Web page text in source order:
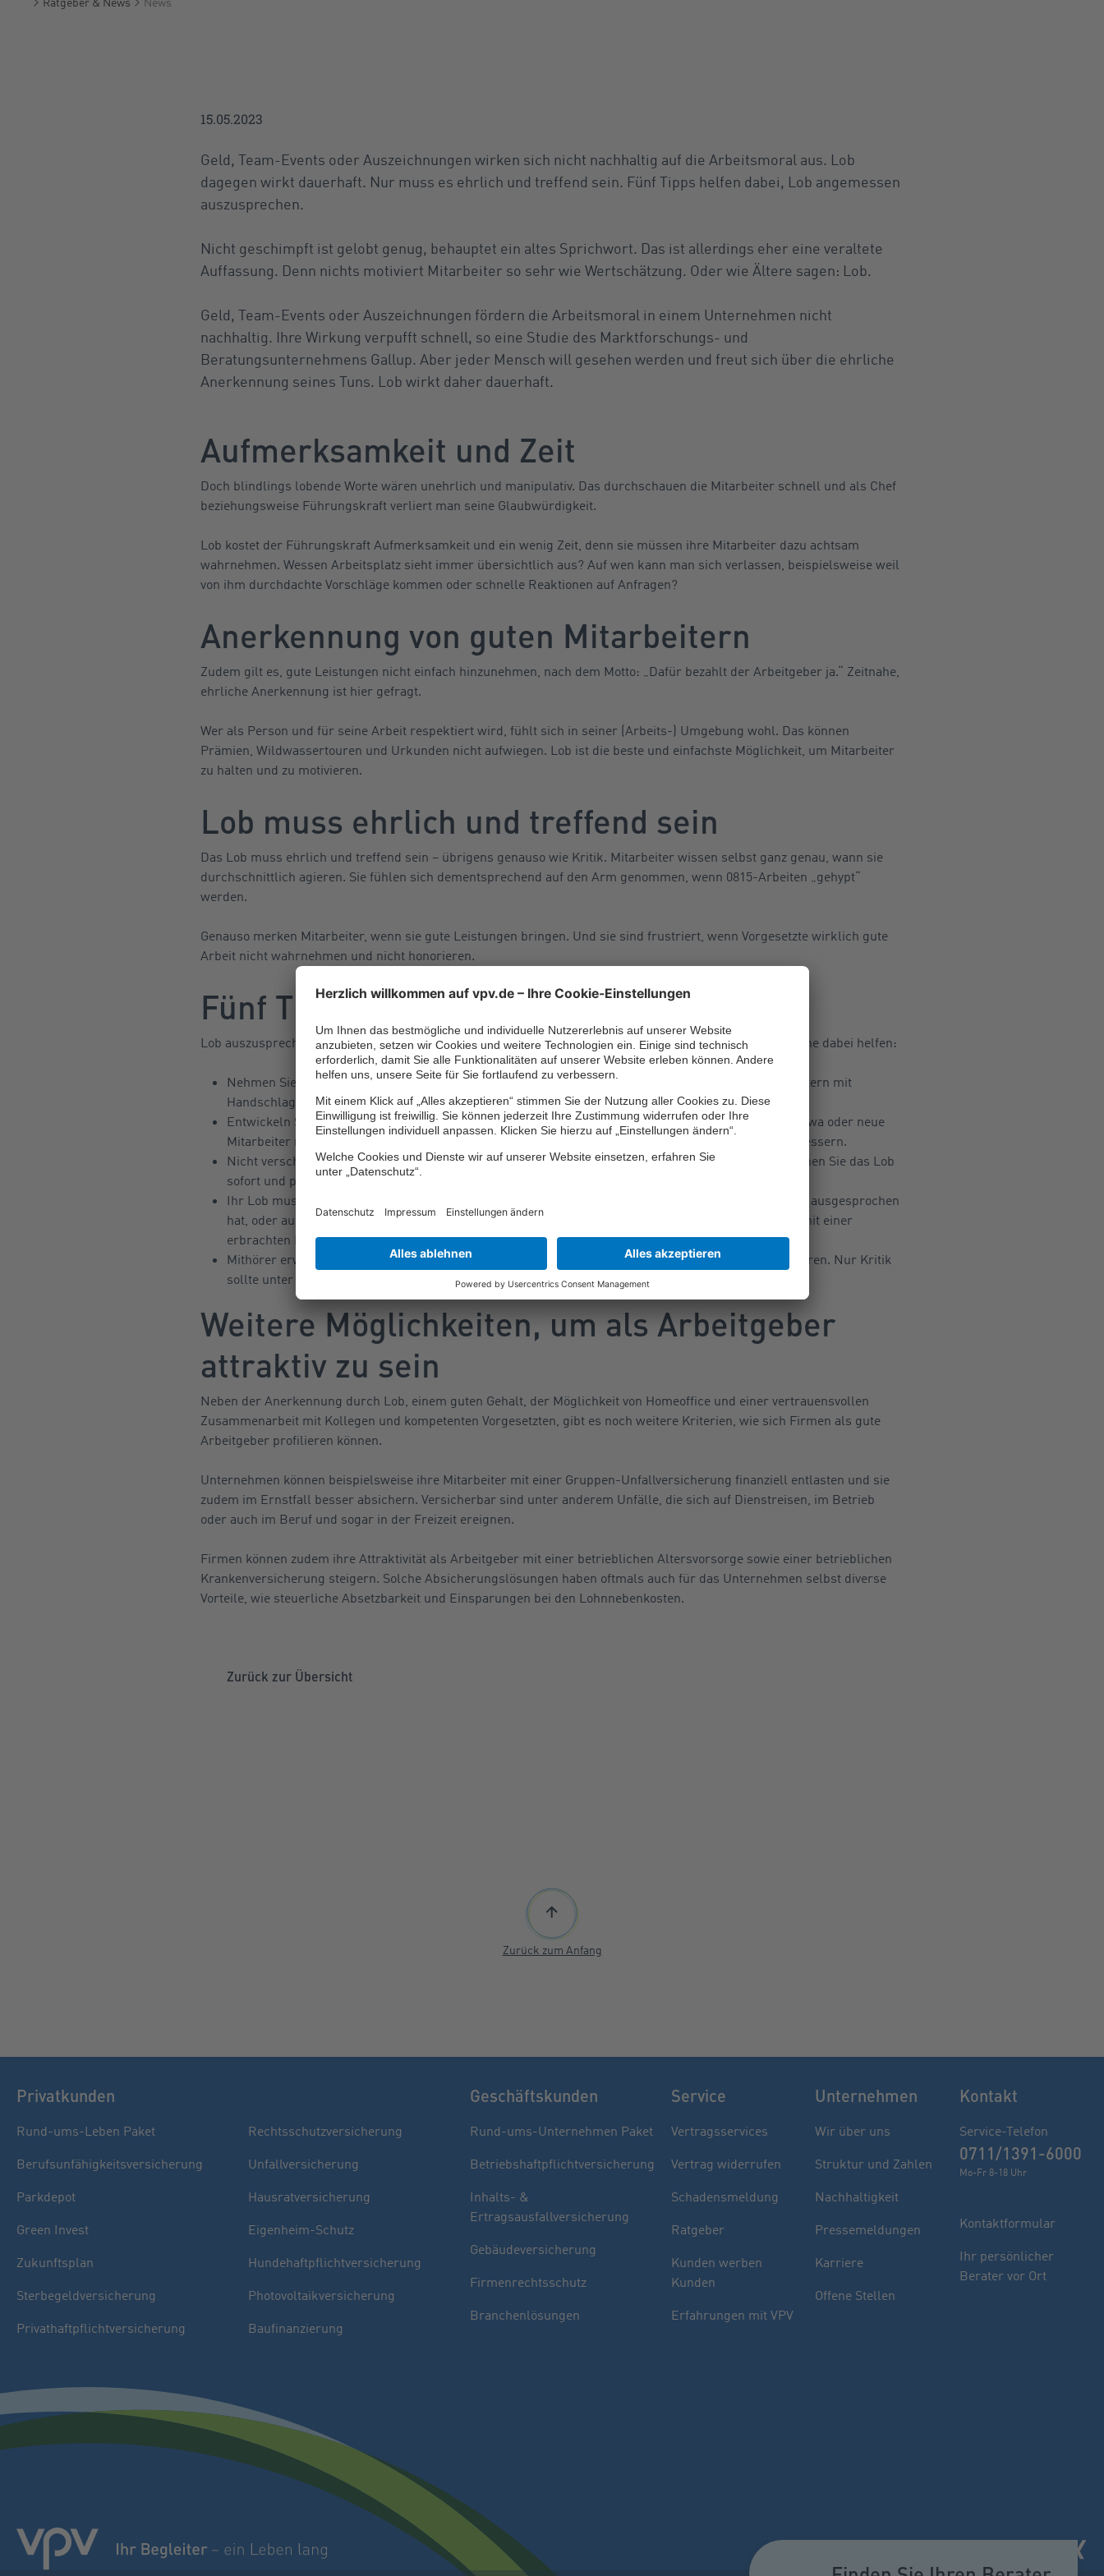
Finden Sie Ihren Berater
Sie haben noch Fragen oder möchten sich
indivuell beraten lassen.
15.05.2023
Geld, Team-Events oder Auszeichnungen wirken sich nicht nachhaltig auf die Arbeitsmoral aus. Lob
dagegen wirkt dauerhaft. Nur muss es ehrlich und treffend sein. Fünf Tipps helfen dabei, Lob angemessen
auszusprechen.
Nicht geschimpft ist gelobt genug, behauptet ein altes Sprichwort. Das ist allerdings eher eine veraltete
Auffassung. Denn nichts motiviert Mitarbeiter so sehr wie Wertschätzung. Oder wie Ältere sagen: Lob.
Geld, Team-Events oder Auszeichnungen fördern die Arbeitsmoral in einem Unternehmen nicht
nachhaltig. Ihre Wirkung verpufft schnell, so eine Studie des Marktforschungs- und
Beratungsunternehmens Gallup. Aber jeder Mensch will gesehen werden und freut sich über die ehrliche
Anerkennung seines Tuns. Lob wirkt daher dauerhaft.
Aufmerksamkeit und Zeit
Doch blindlings lobende Worte wären unehrlich und manipulativ. Das durchschauen die Mitarbeiter schnell und als Chef
beziehungsweise Führungskraft verliert man seine Glaubwürdigkeit.
Lob kostet der Führungskraft Aufmerksamkeit und ein wenig Zeit, denn sie müssen ihre Mitarbeiter dazu achtsam
wahrnehmen. Wessen Arbeitsplatz sieht immer übersichtlich aus? Auf wen kann man sich verlassen, beispielsweise weil
von ihm durchdachte Vorschläge kommen oder schnelle Reaktionen auf Anfragen?
Anerkennung von guten Mitarbeitern
Zudem gilt es, gute Leistungen nicht einfach hinzunehmen, nach dem Motto: „Dafür bezahlt der Arbeitgeber ja.“ Zeitnahe,
ehrliche Anerkennung ist hier gefragt.
Wer als Person und für seine Arbeit respektiert wird, fühlt sich in seiner (Arbeits-) Umgebung wohl. Das können
Prämien, Wildwassertouren und Urkunden nicht aufwiegen. Lob ist die beste und einfachste Möglichkeit, um Mitarbeiter
zu halten und zu motivieren.
Lob muss ehrlich und treffend sein
Das Lob muss ehrlich und treffend sein – übrigens genauso wie Kritik. Mitarbeiter wissen selbst ganz genau, wann sie
durchschnittlich agieren. Sie fühlen sich dementsprechend auf den Arm genommen, wenn 0815-Arbeiten „gehypt“
werden.
Genauso merken Mitarbeiter, wenn sie gute Leistungen bringen. Und sie sind frustriert, wenn Vorgesetzte wirklich gute
Arbeit nicht wahrnehmen und nicht honorieren.
Fünf Tipps
Lob auszusprechen, kann man üben. Diese fünf Tipps können Führungskräfte und Personalverantwortliche dabei helfen:
Nehmen Sie Ihre Mitarbeiter wahr. Anerkennung beginnt ganz simpel – wünschen Sie Ihren Mitarbeitern mit
Handschlag einen guten Morgen.
Entwickeln Sie einen Blick für gute Arbeit. Beachten Sie das Engagement Ihrer Mitarbeiter. Azubis etwa oder neue
Mitarbeiter müssen im Rahmen ihrer Möglichkeiten gut sein, sich aber vor allem kontinuierlich verbessern.
Nicht verschieben, nicht delegieren. Wenn Ihnen an einem Mitarbeiter etwas Positives auffällt, sprechen Sie das Lob
sofort und persönlich aus.
Ihr Lob muss konkret sein. Sie kann sich zum Beispiel auf ein Lob, das ein Kunde für den MItarbeiter ausgesprochen
hat, oder auf eine vom Mitarbeiter gut und schnell gelöste Aufgabe beziehen. Ohne Zusammenhang mit einer
erbrachten Leistung wirkt Lob beliebig.
Mithörer erwünscht. Sprechen Sie das Lob ruhig vor Kollegen aus. Ein Lob dürfen viele Menschen hören. Nur Kritik
sollte unter vier Augen stattfinden.
Weitere Möglichkeiten, um als Arbeitgeber
attraktiv zu sein
Neben der Anerkennung durch Lob, einem guten Gehalt, der Möglichkeit von Homeoffice und einer vertrauensvollen
Zusammenarbeit mit Kollegen und kompetenten Vorgesetzten, gibt es noch weitere Kriterien, wie sich Firmen als gute
Arbeitgeber profilieren können.
Unternehmen können beispielsweise ihre Mitarbeiter mit einer Gruppen-Unfallversicherung finanziell entlasten und sie
zudem im Ernstfall besser absichern. Versicherbar sind unter anderem Unfälle, die sich auf Dienstreisen, im Betrieb
oder auch im Beruf und sogar in der Freizeit ereignen.
Firmen können zudem ihre Attraktivität als Arbeitgeber mit einer betrieblichen Altersvorsorge sowie einer betrieblichen
Krankenversicherung steigern. Solche Absicherungslösungen haben oftmals auch für das Unternehmen selbst diverse
Vorteile, wie steuerliche Absetzbarkeit und Einsparungen bei den Lohnnebenkosten.
Zurück zur Übersicht
Zurück zum Anfang
Privatkunden
Rund-ums-Leben Paket
Berufsunfähigkeitsversicherung
Parkdepot
Green Invest
Zukunftsplan
Sterbegeldversicherung
Privathaftpflichtversicherung
Rechtsschutzversicherung
Unfallversicherung
Hausratversicherung
Eigenheim-Schutz
Hundehaftpflichtversicherung
Photovoltaikversicherung
Baufinanzierung
Geschäftskunden
Rund-ums-Unternehmen Paket
Betriebshaftpflichtversicherung
Inhalts- &
Ertragsausfallversicherung
Gebäudeversicherung
Firmenrechtsschutz
Branchenlösungen
Service
Vertragsservices
Vertrag widerrufen
Schadensmeldung
Ratgeber
Kunden werben
Kunden
Erfahrungen mit VPV
Unternehmen
Wir über uns
Struktur und Zahlen
Nachhaltigkeit
Pressemeldungen
Karriere
Offene Stellen
Kontakt
Service-Telefon
0711/1391-6000
Mo-Fr 8-18 Uhr
Kontaktformular
Ihr persönlicher
Berater vor Ort